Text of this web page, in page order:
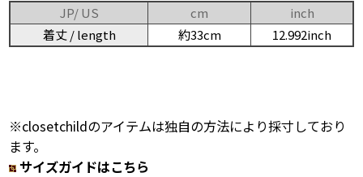
JP/ US cm
inch
着丈 / length
約33cm 12.992inch
※closetchildのアイテムは独自の方法により採寸しており
ます。
サイズガイドはこちら